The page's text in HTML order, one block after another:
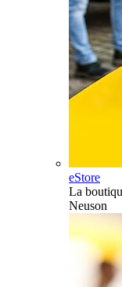
eStore
La
Neuson